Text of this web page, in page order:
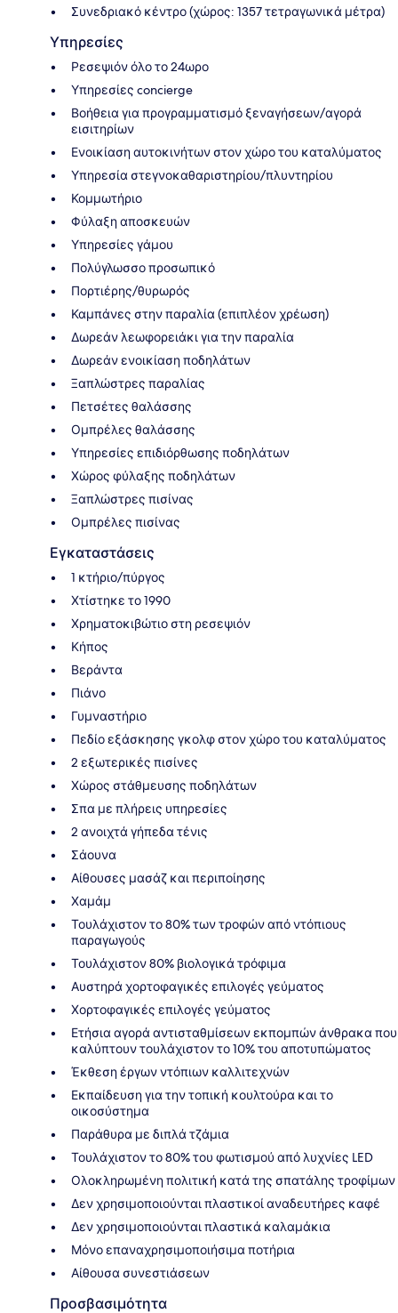
Συνεδριακό κέντρο (χώρος: 1357 τετραγωνικά μέτρα)
Υπηρεσίες
Ρεσεψιόν όλο το 24ωρο
Υπηρεσίες concierge
Βοήθεια για προγραμματισμό ξεναγήσεων/αγορά
εισιτηρίων
Ενοικίαση αυτοκινήτων στον χώρο του καταλύματος
Υπηρεσία στεγνοκαθαριστηρίου/πλυντηρίου
Κομμωτήριο
Φύλαξη αποσκευών
Υπηρεσίες γάμου
Πολύγλωσσο προσωπικό
Πορτιέρης/θυρωρός
Καμπάνες στην παραλία (επιπλέον χρέωση)
Δωρεάν λεωφορειάκι για την παραλία
Δωρεάν ενοικίαση ποδηλάτων
Ξαπλώστρες παραλίας
Πετσέτες θαλάσσης
Ομπρέλες θαλάσσης
Υπηρεσίες επιδιόρθωσης ποδηλάτων
Χώρος φύλαξης ποδηλάτων
Ξαπλώστρες πισίνας
Ομπρέλες πισίνας
Εγκαταστάσεις
1 κτήριο/πύργος
Χτίστηκε το 1990
Χρηματοκιβώτιο στη ρεσεψιόν
Κήπος
Βεράντα
Πιάνο
Γυμναστήριο
Πεδίο εξάσκησης γκολφ στον χώρο του καταλύματος
2 εξωτερικές πισίνες
Χώρος στάθμευσης ποδηλάτων
Σπα με πλήρεις υπηρεσίες
2 ανοιχτά γήπεδα τένις
Σάουνα
Αίθουσες μασάζ και περιποίησης
Χαμάμ
Τουλάχιστον το 80% των τροφών από ντόπιους
παραγωγούς
Τουλάχιστον 80% βιολογικά τρόφιμα
Αυστηρά χορτοφαγικές επιλογές γεύματος
Χορτοφαγικές επιλογές γεύματος
Ετήσια αγορά αντισταθμίσεων εκπομπών άνθρακα που
καλύπτουν τουλάχιστον το 10% του αποτυπώματος
Έκθεση έργων ντόπιων καλλιτεχνών
Εκπαίδευση για την τοπική κουλτούρα και το
οικοσύστημα
Παράθυρα με διπλά τζάμια
Τουλάχιστον το 80% του φωτισμού από λυχνίες LED
Ολοκληρωμένη πολιτική κατά της σπατάλης τροφίμων
Δεν χρησιμοποιούνται πλαστικοί αναδευτήρες καφέ
Δεν χρησιμοποιούνται πλαστικά καλαμάκια
Μόνο επαναχρησιμοποιήσιμα ποτήρια
Αίθουσα συνεστιάσεων
Προσβασιμότητα